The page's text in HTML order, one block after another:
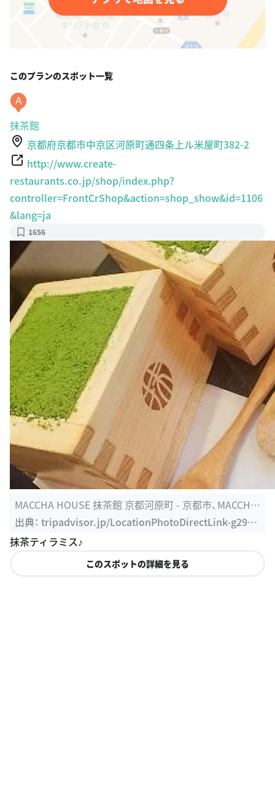
このプランのスポット一覧
A
抹茶館
京都府京都市中京区河原町通四条上ル米屋町382-2
http://www.create-
restaurants.co.jp/shop/index.php?
controller=FrontCrShop&action=shop_show&id=1106
&lang=ja
1656
MACCHA HOUSE 抹茶館 京都河原町 - 京都市、MACCHA
HOUSE 抹茶館 京都 ...
出典： tripadvisor.jp/LocationPhotoDirectLink-g2985
64-d8359062-i190987862-Maccha_House_Kyoto_Ka
抹茶ティラミス♪
このスポットの詳細を見る